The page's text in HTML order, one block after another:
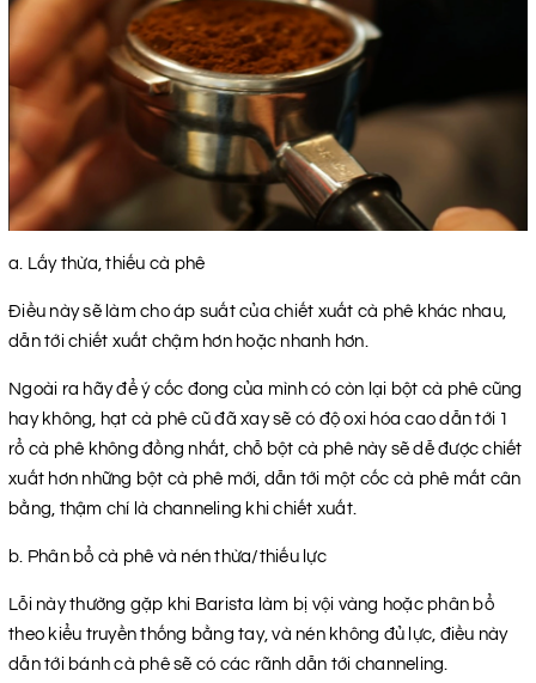
a. Lấy thừa, thiếu cà phê
Điều này sẽ làm cho áp suất của chiết xuất cà phê khác nhau,
dẫn tới chiết xuất chậm hơn hoặc nhanh hơn.
Ngoài ra hãy để ý cốc đong của mình có còn lại bột cà phê cũng
hay không, hạt cà phê cũ đã xay sẽ có độ oxi hóa cao dẫn tới 1
rổ cà phê không đồng nhất, chỗ bột cà phê này sẽ dễ được chiết
xuất hơn những bột cà phê mới, dẫn tới một cốc cà phê mất cân
bằng, thậm chí là channeling khi chiết xuất.
b. Phân bổ cà phê và nén thừa/thiếu lực
Lỗi này thường gặp khi Barista làm bị vội vàng hoặc phân bổ
theo kiểu truyền thống bằng tay, và nén không đủ lực, điều này
dẫn tới bánh cà phê sẽ có các rãnh dẫn tới channeling.